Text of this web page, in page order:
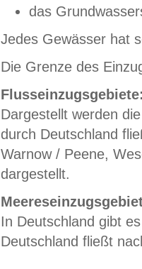
das
Jedes Gewässer hat
Die Grenze des
Dargestellt werden
durch Deutschland
Warnow / Peene,
dargestellt.
In Deutschland gibt
Deutschland fließt